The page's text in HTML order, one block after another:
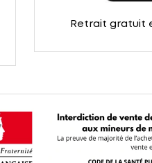
Retrait gratuit